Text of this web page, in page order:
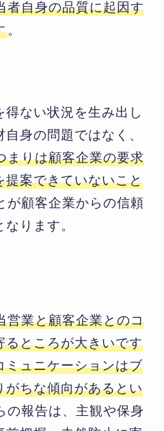
者自身の品質に起因す
。
ない状況を生み出し
身の問題ではなく、
まりは顧客企業の要求
提案できていないこと
が顧客企業からの信頼
ります。
営業と顧客企業とのコ
るところが大きいです
ミュニケーションはブ
がちな傾向があるとい
の報告は、主観や保身